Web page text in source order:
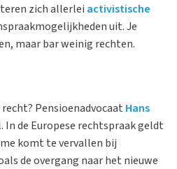
zich allerlei activistische
uit. Je
maar bar weinig rechten.
Pensioenadvocaat Hans
In de Europese rechtspraak geldt
komt te vervallen bij
de overgang naar het nieuwe